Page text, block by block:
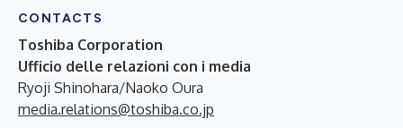
CONTACTS
Toshiba Corporation
Ufficio delle relazioni con i media
Ryoji Shinohara/Naoko Oura
media.relations@toshiba.co.jp